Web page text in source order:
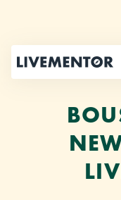
contenu